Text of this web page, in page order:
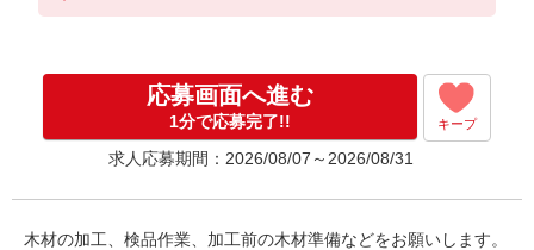
応募画面へ進む
1分で応募完了!! キープ
求人応募期間：2026/08/07～2026/08/31
木材の加工、検品作業、加工前の木材準備などをお願いします。